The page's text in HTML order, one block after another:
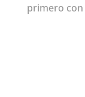
primero con